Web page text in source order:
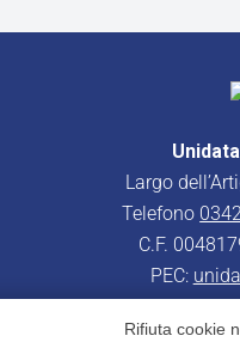
Largo
Telefono
C.F.
PEC:
Cap.
Rifiuta cookie